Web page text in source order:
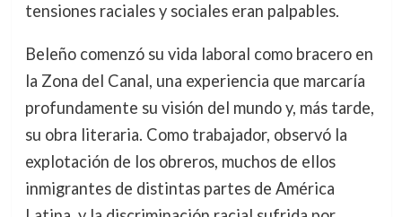
tensiones raciales y sociales eran palpables.
Beleño comenzó su vida laboral como bracero en
la Zona del Canal, una experiencia que marcaría
profundamente su visión del mundo y, más tarde,
su obra literaria. Como trabajador, observó la
explotación de los obreros, muchos de ellos
inmigrantes de distintas partes de América